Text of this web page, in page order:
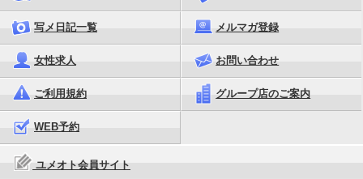
写メ日記一覧 メルマガ登録
女性求人 お問い合わせ
ご利用規約 グループ店のご案内
WEB予約
ユメオト会員サイト